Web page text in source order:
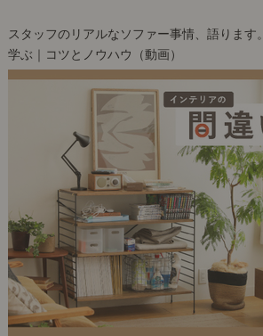
スタッフのリアルなソファー事情、語ります。
学ぶ｜コツとノウハウ（動画）